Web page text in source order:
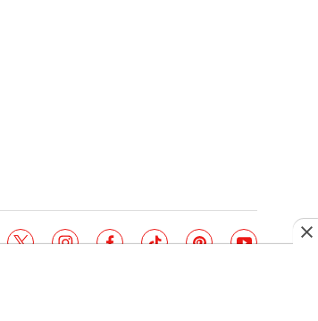
twitterinstagramfacebooktiktokpinterestyoutube